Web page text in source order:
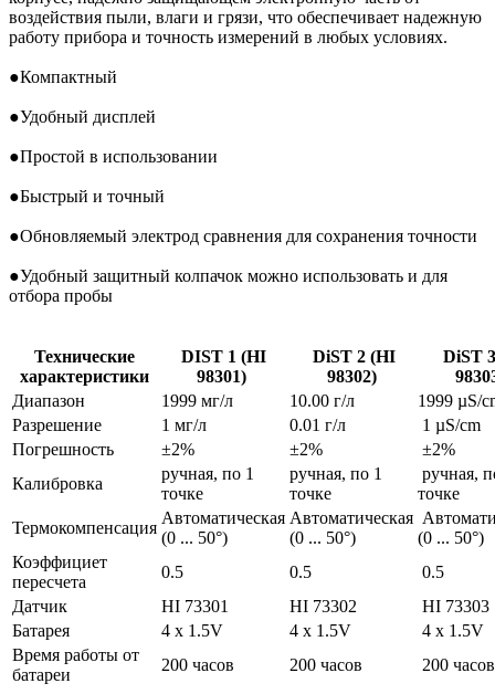
воздействия пыли, влаги и грязи, что обеспечивает надежную
работу прибора и точность измерений в любых условиях.
●Компактный
●Удобный дисплей
●Простой в использовании
●Быстрый и точный
●Обновляемый электрод сравнения для сохранения точности
●Удобный защитный колпачок можно использовать и для
отбора пробы
Технические
характеристики
DIST 1 (HI
98301)
DiST 2 (HI
98302)
DiST
Диапазон
1999 мг/л 10.00 г/л
1999 µS/
Разрешение
1 мг/л 0.01 г/л
1 µS/cm
Погрешность
±2% ±2%
±2%
Калибровка
ручная, по 1
точке
ручная, по 1
точке
ручная,
точке
Термокомпенсация
Автоматическая
(0 ... 50°)
Автоматическая
(0 ... 50°)
(0 ... 50°)
Коэффициет
пересчета
0.5 0.5
0.5
Датчик
HI 73301 HI 73302
HI 73303
Батарея
4 x 1.5V 4 x 1.5V
4 x 1.5V
Время работы от
батареи
200 часов 200 часов 200 часов